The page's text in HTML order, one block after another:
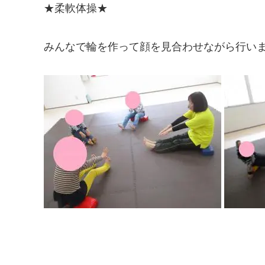
★柔軟体操★
みんなで輪を作って顔を見合わせながら行い